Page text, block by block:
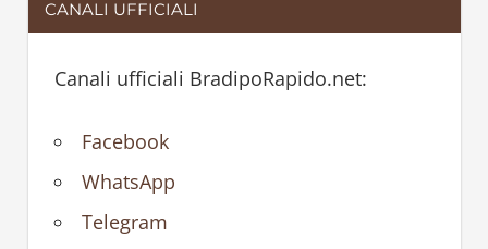
CANALI UFFICIALI
Canali ufficiali BradipoRapido.net:
Facebook
WhatsApp
Telegram